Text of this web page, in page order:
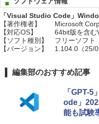
「Visual Studio Code」
【著作権者】
Microsoft
【対応OS】
64bit版を含む
【ソフト種別】
フリーソフト
【バージョン】
1.104.0（25/
編集部のおすすめ記事
「GPT-
ode」
能も試験